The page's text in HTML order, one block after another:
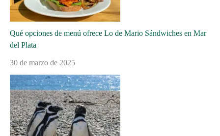
Qué opciones de menú ofrece Lo de Mario Sándwiches en Mar
del Plata
30 de marzo de 2025